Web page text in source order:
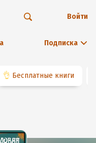
Подписка
Войти
👌 Бесплатные книги